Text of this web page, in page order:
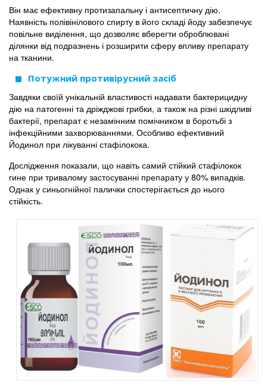
Він має ефективну протизапальну і антисептичну дію.
Наявність полівінілового спирту в його складі йоду забезпечує
повільне виділення, що дозволяє вберегти оброблювані
ділянки від подразнень і розширити сферу впливу препарату
на тканини.
Потужний противірусний засіб
Завдяки своїй унікальній властивості надавати бактерицидну
дію на патогенні та дріжджові грибки, а також на різні шкідливі
бактерії, препарат є незамінним помічником в боротьбі з
інфекційними захворюваннями. Особливо ефективний
Йодинол при лікуванні стафілокока.
Дослідження показали, що навіть самий стійкий стафілокок
гине при тривалому застосуванні препарату у 80% випадків.
Однак у синьогнійної палички спостерігається до нього
стійкість.